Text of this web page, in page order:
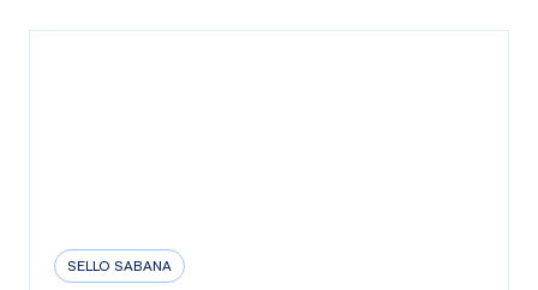
SELLO SABANA